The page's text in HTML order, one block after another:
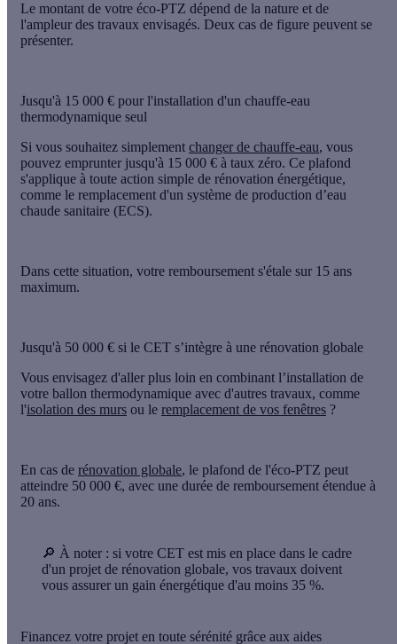
Le montant de votre éco-PTZ dépend de la nature et de
l'ampleur des travaux envisagés. Deux cas de figure peuvent se
présenter.
Jusqu'à 15 000 € pour l'installation d'un chauffe-eau
thermodynamique seul
Si vous souhaitez simplement changer de chauffe-eau, vous
pouvez emprunter jusqu'à 15 000 € à taux zéro. Ce plafond
s'applique à toute action simple de rénovation énergétique,
comme le remplacement d'un système de production d’eau
chaude sanitaire (ECS).
Dans cette situation, votre remboursement s'étale sur 15 ans
maximum.
Jusqu'à 50 000 € si le CET s’intègre à une rénovation globale
Vous envisagez d'aller plus loin en combinant l’installation de
votre ballon thermodynamique avec d'autres travaux, comme
l'isolation des murs ou le remplacement de vos fenêtres ?
En cas de rénovation globale, le plafond de l'éco-PTZ peut
atteindre 50 000 €, avec une durée de remboursement étendue à
20 ans.
🔎 À noter : si votre CET est mis en place dans le cadre
d'un projet de rénovation globale, vos travaux doivent
vous assurer un gain énergétique d'au moins 35 %.
Financez votre projet en toute sérénité grâce aux aides